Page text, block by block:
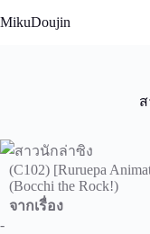
to
MikuDoujin
(C102) [Ruruepa
(Bocchi the Rock!)
จากเรื่อง
-